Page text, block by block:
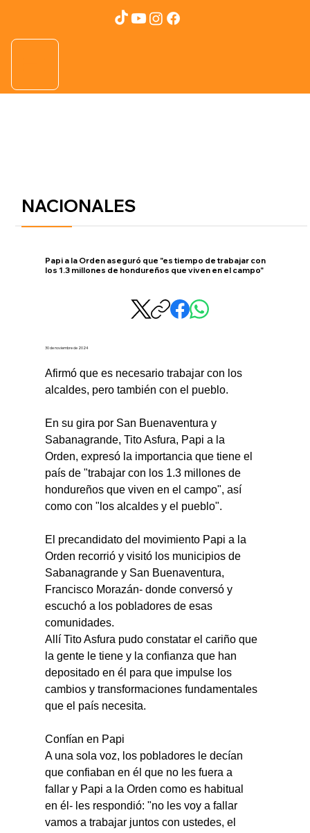
NACIONALES
Papi a la Orden aseguró que "es tiempo de trabajar con
los 1.3 millones de hondureños que viven en el campo"
30 de noviembre de 2024
Afirmó que es necesario trabajar con los
alcaldes, pero también con el pueblo.
En su gira por San Buenaventura y
Sabanagrande, Tito Asfura, Papi a la
Orden, expresó la importancia que tiene el
país de "trabajar con los 1.3 millones de
hondureños que viven en el campo", así
como con "los alcaldes y el pueblo".
El precandidato del movimiento Papi a la
Orden recorrió y visitó los municipios de
Sabanagrande y San Buenaventura,
Francisco Morazán- donde conversó y
escuchó a los pobladores de esas
comunidades.
Allí Tito Asfura pudo constatar el cariño que
la gente le tiene y la confianza que han
depositado en él para que impulse los
cambios y transformaciones fundamentales
que el país necesita.
Confían en Papi
A una sola voz, los pobladores le decían
que confiaban en él que no les fuera a
fallar y Papi a la Orden como es habitual
en él- les respondió: "no les voy a fallar
vamos a trabajar juntos con ustedes, el